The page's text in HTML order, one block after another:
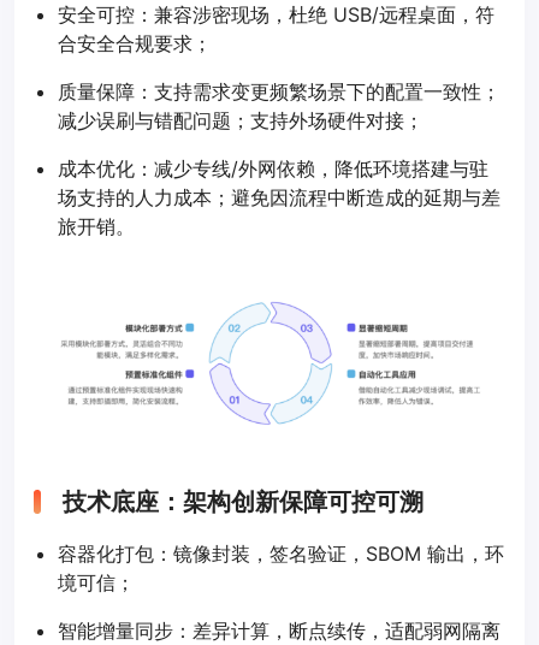
安全可控：兼容涉密现场，杜绝 USB/远程桌面，符
合安全合规要求；
质量保障：支持需求变更频繁场景下的配置一致性；
减少误刷与错配问题；支持外场硬件对接；
成本优化：减少专线/外网依赖，降低环境搭建与驻
场支持的人力成本；避免因流程中断造成的延期与差
旅开销。
技术底座：架构创新保障可控可溯
容器化打包：镜像封装，签名验证，SBOM 输出，环
境可信；
智能增量同步：差异计算，断点续传，适配弱网隔离